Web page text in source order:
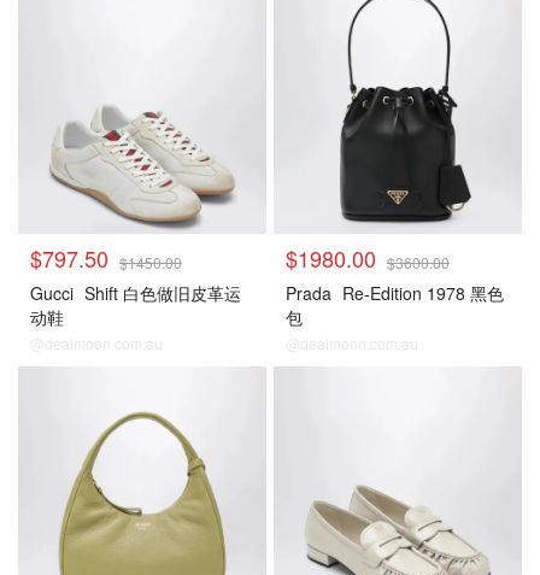
$797.50 $1450.00
Gucci Shift 白色做旧皮革运
动鞋
@dealmoon.com.au
$1980.00 $3600.00
Prada Re-Edition 1978 黑色
包
@dealmoon.com.au